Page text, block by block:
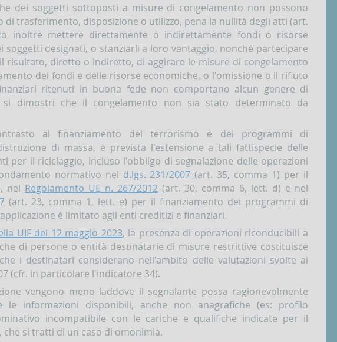
dei soggetti sottoposti a misure di congelamento non possono
trasferimento, disposizione o utilizzo, pena la nullità degli atti (art.
inoltre mettere direttamente o indirettamente fondi o risorse
soggetti designati, o stanziarli a loro vantaggio, nonché partecipare
risultato, diretto o indiretto, di aggirare le misure di congelamento
dei fondi e delle risorse economiche, o l'omissione o il rifiuto
ritenuti in buona fede non comportano alcun genere di
si dimostri che il congelamento non sia stato determinato da
al finanziamento del terrorismo e dei programmi di
di massa, è prevista l'estensione a tali fattispecie delle
per il riciclaggio, incluso l'obbligo di segnalazione delle operazioni
normativo nel d.lgs. 231/2007 (art. 35, comma 1) per il
nel Regolamento UE n. 267/2012 (art. 30, comma 6, lett. d) e nel
(art. 23, comma 1, lett. e) per il finanziamento dei programmi di
è limitato agli enti creditizi e finanziari.
UIF del 12 maggio 2023, la presenza di operazioni riconducibili a
di persone o entità destinatarie di misure restrittive costituisce
i destinatari considerano nell'ambito delle valutazioni svolte ai
(cfr. in particolare l'indicatore 34).
vengono meno laddove il segnalante possa ragionevolmente
informazioni disponibili, anche non anagrafiche (es: profilo
incompatibile con le cariche e qualifiche indicate per il
si tratti di un caso di omonimia.